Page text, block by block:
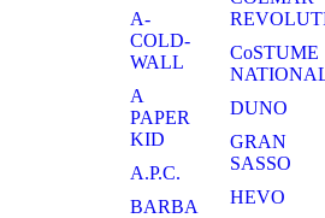
A-
COLD-
WALL
A
PAPER
KID
A.P.C.
BARBA
CoSTUME
DUNO
GRAN
SASSO
HEVO